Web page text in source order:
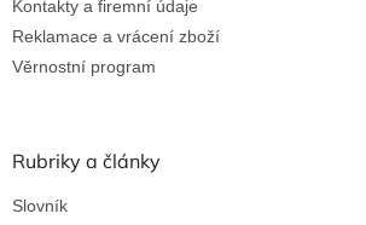
Kontakty a firemní údaje
Reklamace a vrácení zboží
Věrnostní program
Rubriky a články
Slovník